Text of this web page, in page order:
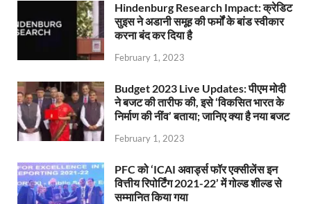
Hindenburg Research Impact: क्रेडिट
सुइस ने अडानी समूह की फर्मों के बांड स्वीकार
करना बंद कर दिया है
February 1, 2023
Budget 2023 Live Updates: पीएम मोदी
ने बजट की तारीफ की, इसे ‘विकसित भारत के
निर्माण की नींव’ बताया; जानिए क्या है नया बजट
February 1, 2023
PFC को ‘ICAI अवार्ड्स फॉर एक्सीलेंस इन
वित्तीय रिपोर्टिंग 2021-22’ में गोल्ड शील्ड से
सम्मानित किया गया